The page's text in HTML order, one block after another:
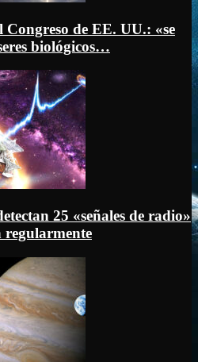
Congreso de EE. UU.: «se
biológicos…
25 «señales de radio»
regularmente